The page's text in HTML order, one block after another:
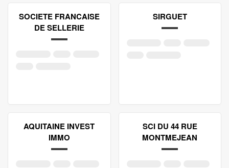
SOCIETE FRANCAISE
DE SELLERIE
SIRGUET
AQUITAINE INVEST
IMMO
SCI DU 44 RUE
MONTMEJEAN